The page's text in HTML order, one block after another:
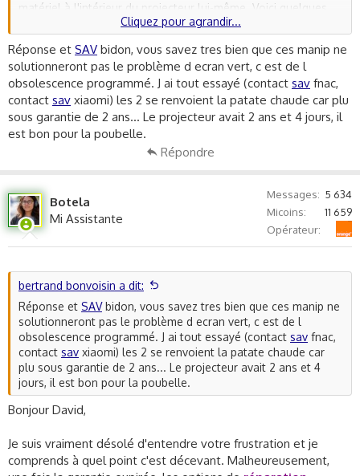
matériel à l'intérieur du projecteur lui-même. Voici quelques
suggestions pour tenter de résoudre le problème :
1. **Vérifiez votre source de signal** : Assurez-vous que votre
appareil revient à la normale lorsqu'il est déconnecté de la
source actuelle. Si l'écran vert disparaît, le problème peut
venir de la source de votre signal et non du projecteur lui-
même.
2. **Inspectez votre câble HDMI** : un câble HDMI
défectueux peut parfois provoquer des problèmes d'affichage.
résout le problème.
3. **Mise à jour du logiciel** : vérifiez si une mise à jour du
firmware est disponible pour votre projecteur. Parfois, les
problèmes d'affichage peuvent être corrigés par une simple
projecteur aux paramètres d'usine. Gardez à l'esprit que cela
effacera toutes les personnalisation que vous auriez pu faire.
5. **Service après-vente** : Si vous avez essayé tout ce qui
précède et que le problème persiste, il se peut qu'il y ait une
défaillance matérielle. Il serait alors conseillé de contacter le
service après-vente de Xiaomi pour obtenir de l'aide.
demander plus d'aide si vous en avez besoin.
Cliquez pour agrandir...
Réponse et SAV bidon, vous savez tres bien que ces manip ne
solutionneront pas le problème d ecran vert, c est de l
obsolescence programmé. J ai tout essayé (contact sav fnac,
contact sav xiaomi) les 2 se renvoient la patate chaude car plu
sous garantie de 2 ans... Le projecteur avait 2 ans et 4 jours, il
est bon pour la poubelle.
Répondre
Botela
Mi Assistante
Messages
5 634
Micoins
11 659
Opérateur
bertrand bonvoisin a dit:
Réponse et SAVbidon, vous savez tres bien que ces manip ne
solutionneront pas le problème d ecran vert, c est de l
obsolescence programmé. J ai tout essayé (contact sav fnac,
contact sav xiaomi) les 2 se renvoient la patate chaude car
plu sous garantie de 2 ans... Le projecteur avait 2 ans et 4
jours, il est bon pour la poubelle.
Bonjour David,
Je suis vraiment désolé d'entendre votre frustration et je
comprends à quel point c'est décevant. Malheureusement,